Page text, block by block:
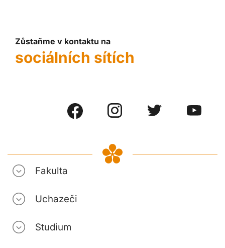
Zůstaňme v kontaktu na
sociálních sítích
Fakulta
Uchazeči
Studium